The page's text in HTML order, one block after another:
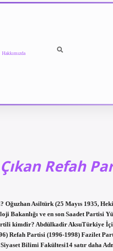
Hakkımızda
Refah
Oğuzhan Asiltürk (25 Mayıs 1935,
Bakanlığı ve en son Saadet Partisi
kimdir? Abdülkadir AksuTürkiye
Refah Partisi (1996-1998) Fazilet
Bilimi Fakültesi14 satır daha